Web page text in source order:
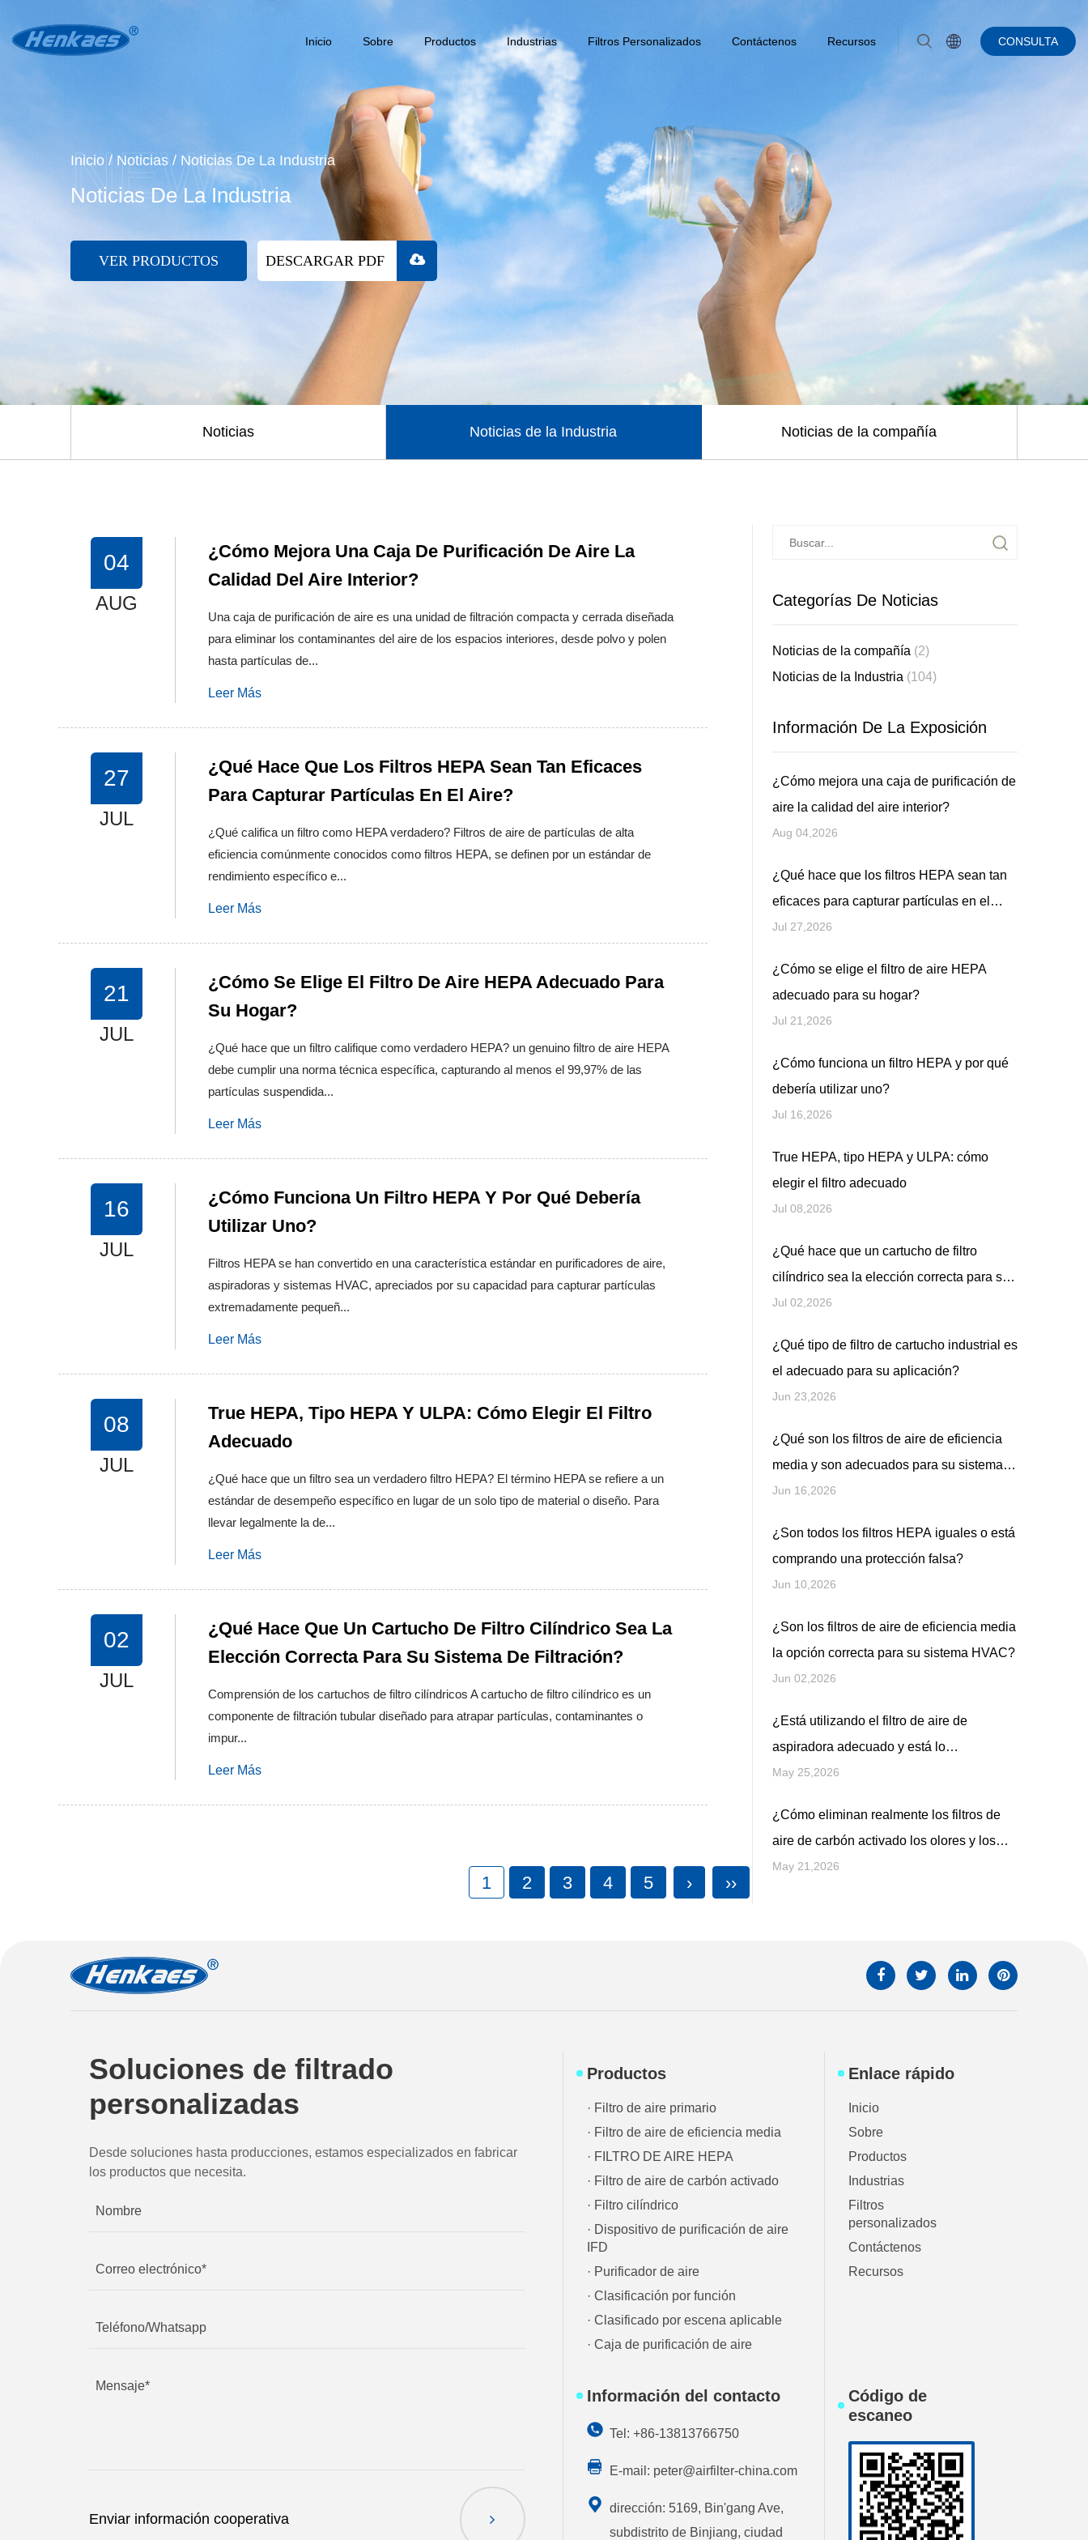
Inicio Sobre Productos Industrias Filtros Personalizados Contáctenos Recursos CONSULTA
Inicio / Noticias/ Noticias De La Industria
Noticias De La Industria
VER PRODUCTOS DESCARGAR PDF
Noticias Noticias de la Industria Noticias de la compañía
Categorías De Noticias
Noticias de la compañía (2)
Noticias de la Industria (104)
Información De La Exposición
¿Cómo mejora una caja de purificación de
aire la calidad del aire interior?
Aug 04,2026
¿Qué hace que los filtros HEPA sean tan
eficaces para capturar partículas en el
aire?
Jul 27,2026
¿Cómo se elige el filtro de aire HEPA
adecuado para su hogar?
Jul 21,2026
¿Cómo funciona un filtro HEPA y por qué
debería utilizar uno?
Jul 16,2026
True HEPA, tipo HEPA y ULPA: cómo
elegir el filtro adecuado
Jul 08,2026
¿Qué hace que un cartucho de filtro
cilíndrico sea la elección correcta para su
sistema de filtración?
Jul 02,2026
¿Qué tipo de filtro de cartucho industrial es
el adecuado para su aplicación?
Jun 23,2026
¿Qué son los filtros de aire de eficiencia
media y son adecuados para su sistema
HVAC?
Jun 16,2026
¿Son todos los filtros HEPA iguales o está
comprando una protección falsa?
Jun 10,2026
¿Son los filtros de aire de eficiencia media
la opción correcta para su sistema HVAC?
Jun 02,2026
¿Está utilizando el filtro de aire de
aspiradora adecuado y está lo
suficientemente limpio como para proteger
May 25,2026
¿Cómo eliminan realmente los filtros de
aire de carbón activado los olores y los
gases nocivos del aire interior?
May 21,2026
04
AUG
¿Cómo Mejora Una Caja De Purificación De Aire La
Calidad Del Aire Interior?
Una caja de purificación de aire es una unidad de filtración compacta y cerrada diseñada
para eliminar los contaminantes del aire de los espacios interiores, desde polvo y polen
hasta partículas de...
Leer Más
27
JUL
¿Qué Hace Que Los Filtros HEPA Sean Tan Eficaces
Para Capturar Partículas En El Aire?
¿Qué califica un filtro como HEPA verdadero? Filtros de aire de partículas de alta
eficiencia comúnmente conocidos como filtros HEPA, se definen por un estándar de
rendimiento específico e...
Leer Más
21
JUL
¿Cómo Se Elige El Filtro De Aire HEPA Adecuado Para
Su Hogar?
¿Qué hace que un filtro califique como verdadero HEPA? un genuino filtro de aire HEPA
debe cumplir una norma técnica específica, capturando al menos el 99,97% de las
partículas suspendida...
Leer Más
16
JUL
¿Cómo Funciona Un Filtro HEPA Y Por Qué Debería
Utilizar Uno?
Filtros HEPA se han convertido en una característica estándar en purificadores de aire,
aspiradoras y sistemas HVAC, apreciados por su capacidad para capturar partículas
extremadamente pequeñ...
Leer Más
08
JUL
True HEPA, Tipo HEPA Y ULPA: Cómo Elegir El Filtro
Adecuado
¿Qué hace que un filtro sea un verdadero filtro HEPA? El término HEPA se refiere a un
estándar de desempeño específico en lugar de un solo tipo de material o diseño. Para
llevar legalmente la de...
Leer Más
02
JUL
¿Qué Hace Que Un Cartucho De Filtro Cilíndrico Sea La
Elección Correcta Para Su Sistema De Filtración?
Comprensión de los cartuchos de filtro cilíndricos A cartucho de filtro cilíndrico es un
componente de filtración tubular diseñado para atrapar partículas, contaminantes o
impur...
Leer Más
1 2 3 4 5 › ››
Soluciones de filtrado
personalizadas
Desde soluciones hasta producciones, estamos especializados en fabricar
los productos que necesita.
Enviar información cooperativa
Productos
· Filtro de aire primario
· Filtro de aire de eficiencia media
· FILTRO DE AIRE HEPA
· Filtro de aire de carbón activado
· Filtro cilíndrico
· Dispositivo de purificación de aire
IFD
· Purificador de aire
· Clasificación por función
· Clasificado por escena aplicable
· Caja de purificación de aire
Enlace rápido
Inicio
Sobre
Productos
Industrias
Filtros
personalizados
Contáctenos
Recursos
Información del contacto
Tel: +86-13813766750
E-mail: peter@airfilter-china.com
dirección: 5169, Bin'gang Ave,
subdistrito de Binjiang, ciudad
Código de
escaneo